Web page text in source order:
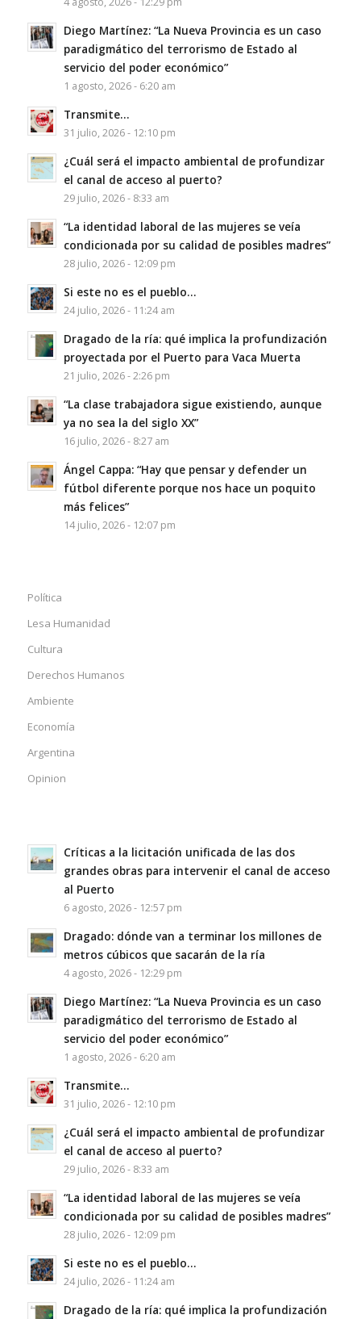
Diego Martínez: “La Nueva Provincia es un caso
paradigmático del terrorismo de Estado al
servicio del poder económico”
1 agosto, 2026 - 6:20 am
Transmite…
31 julio, 2026 - 12:10 pm
¿Cuál será el impacto ambiental de profundizar
el canal de acceso al puerto?
29 julio, 2026 - 8:33 am
“La identidad laboral de las mujeres se veía
condicionada por su calidad de posibles madres”
28 julio, 2026 - 12:09 pm
Si este no es el pueblo…
24 julio, 2026 - 11:24 am
Dragado de la ría: qué implica la profundización
proyectada por el Puerto para Vaca Muerta
21 julio, 2026 - 2:26 pm
“La clase trabajadora sigue existiendo, aunque
ya no sea la del siglo XX”
16 julio, 2026 - 8:27 am
Ángel Cappa: “Hay que pensar y defender un
fútbol diferente porque nos hace un poquito
más felices”
14 julio, 2026 - 12:07 pm
Política
Lesa Humanidad
Cultura
Derechos Humanos
Ambiente
Economía
Argentina
Opinion
Críticas a la licitación unificada de las dos
grandes obras para intervenir el canal de acceso
al Puerto
6 agosto, 2026 - 12:57 pm
Dragado: dónde van a terminar los millones de
metros cúbicos que sacarán de la ría
4 agosto, 2026 - 12:29 pm
Diego Martínez: “La Nueva Provincia es un caso
paradigmático del terrorismo de Estado al
servicio del poder económico”
1 agosto, 2026 - 6:20 am
Transmite…
31 julio, 2026 - 12:10 pm
¿Cuál será el impacto ambiental de profundizar
el canal de acceso al puerto?
29 julio, 2026 - 8:33 am
“La identidad laboral de las mujeres se veía
condicionada por su calidad de posibles madres”
28 julio, 2026 - 12:09 pm
Si este no es el pueblo…
24 julio, 2026 - 11:24 am
Dragado de la ría: qué implica la profundización